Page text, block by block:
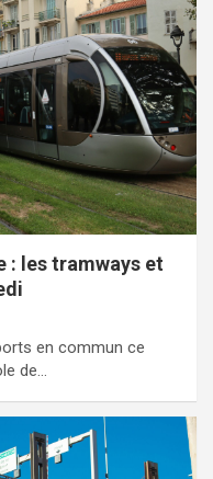
: les tramways et
en commun ce
de…